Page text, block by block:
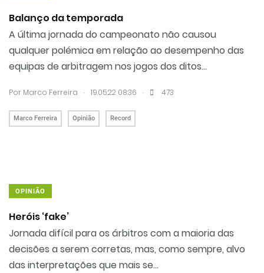
Balanço da temporada
A última jornada do campeonato não causou
qualquer polémica em relação ao desempenho das
equipas de arbitragem nos jogos dos ditos...
Por Marco Ferreira . 19.05.22 08:36 . 473
Marco Ferreira Opinião Record
OPINIÃO
Heróis ‘fake’
Jornada difícil para os árbitros com a maioria das
decisões a serem corretas, mas, como sempre, alvo
das interpretações que mais se...